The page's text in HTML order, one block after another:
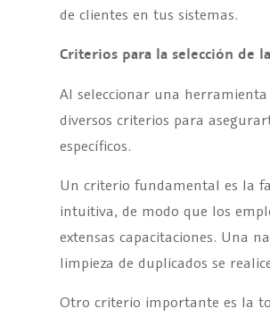
de clientes en tus sistemas.
Criterios para la selección de
Al seleccionar una
diversos criterios para
específicos.
Un criterio fundamental es la
intuitiva, de modo que los
extensas capacitaciones. Una
limpieza de duplicados se
Otro criterio importante es la